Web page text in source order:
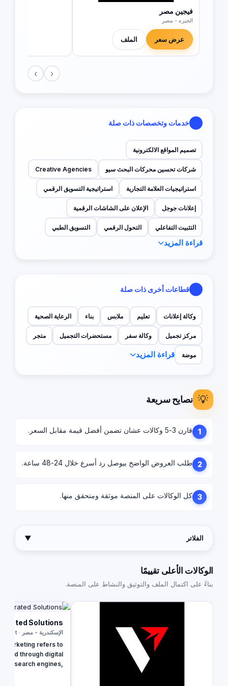
فيجين مصر
الجيزه - مصر
عرض سعر الملف
‹
›
خدمات وتخصصات ذات صلة
تصميم المواقع الالكترونية
شركات تحسين محركات البحث سيو Creative Agencies
استراتيجيات العلامة التجارية استراتيجية التسويق الرقمي
إعلانات جوجل الإعلان على الشاشات الرقمية
التثبيت التفاعلي التحول الرقمي التسويق الطبي
قراءة المزيد
قطاعات أخرى ذات صلة
وكالة إعلانات تعليم ملابس بناء الرعاية الصحية
مركز تجميل وكالة سفر مستحضرات التجميل متجر
موضة قراءة المزيد
💡 نصايح سريعة
1 قارن 3-5 وكالات عشان تضمن أفضل قيمة مقابل السعر.
2 طلب العروض الواضح بيوصل رد أسرع خلال 24-48 ساعة.
3 كل الوكالات على المنصة موثقة ومتحقق منها.
الفلاتر ▼
الوكالات الأعلى تقييمًا
بناءً على اكتمال الملف والتوثيق والنشاط على المنصة.
Solutions
الإسكندرية - مصر · Egypt
marketing refers to
through digital
as search engines,